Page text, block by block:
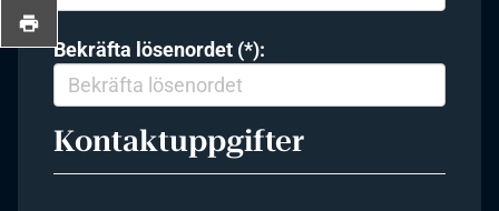
Bekräfta lösenordet (*):
Kontaktuppgifter